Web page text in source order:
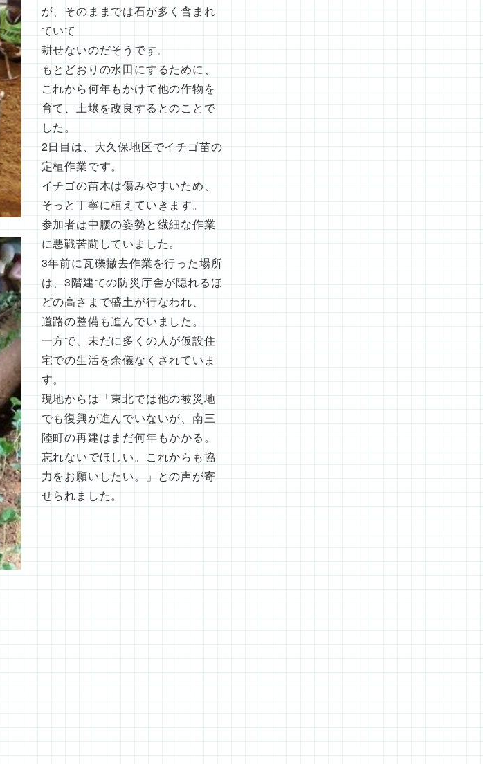
が、そのままでは石が多く含まれ
ていて
耕せないのだそうです。
もとどおりの水田にするために、
これから何年もかけて他の作物を
育て、土壌を改良するとのことで
した。
2日目は、大久保地区でイチゴ苗の
定植作業です。
イチゴの苗木は傷みやすいため、
そっと丁寧に植えていきます。
参加者は中腰の姿勢と繊細な作業
に悪戦苦闘していました。
3年前に瓦礫撤去作業を行った場所
は、3階建ての防災庁舎が隠れるほ
どの高さまで盛土が行なわれ、
道路の整備も進んでいました。
一方で、未だに多くの人が仮設住
宅での生活を余儀なくされていま
す。
現地からは「東北では他の被災地
でも復興が進んでいないが、南三
陸町の再建はまだ何年もかかる。
忘れないでほしい。これからも協
力をお願いしたい。」との声が寄
せられました。